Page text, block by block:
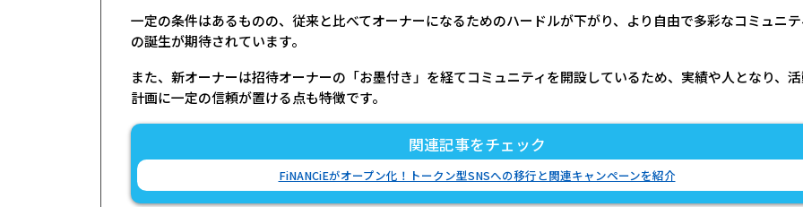
一定の条件はあるものの、従来と比べてオーナーになるためのハードルが下がり、より自由で多彩なコミュニテ
の誕生が期待されています。
また、新オーナーは招待オーナーの「お墨付き」を経てコミュニティを開設しているため、実績や人となり、
計画に一定の信頼が置ける点も特徴です。
関連記事をチェック
FiNANCiEがオープン化！トークン型SNSへの移行と関連キャンペーンを紹介